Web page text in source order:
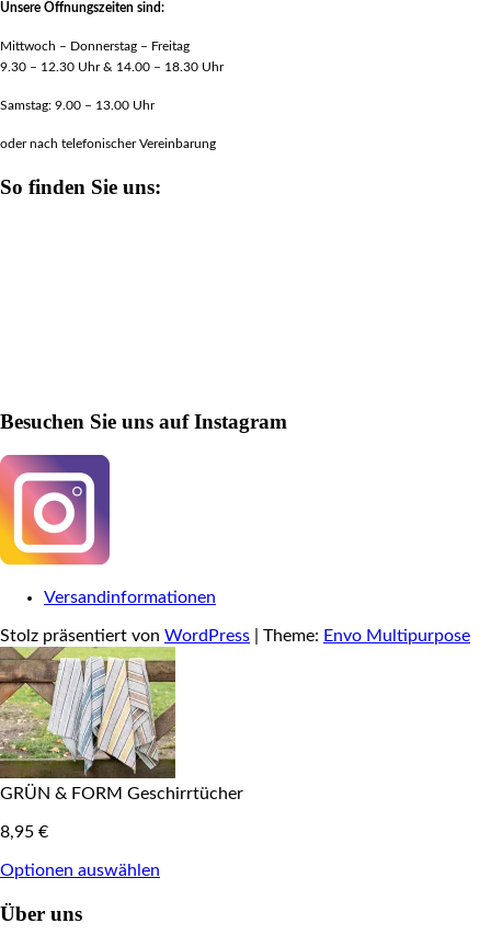
Unsere Öffnungszeiten sind:
Mittwoch – Donnerstag – Freitag
9.30 – 12.30 Uhr & 14.00 – 18.30 Uhr
Samstag: 9.00 – 13.00 Uhr
oder nach telefonischer Vereinbarung
So finden Sie uns:
Besuchen Sie uns auf Instagram
Versandinformationen
Stolz präsentiert von WordPress Theme: Envo Multipurpose
GRÜN & FORM Geschirrtücher
8,95 €
Optionen auswählen
Über uns